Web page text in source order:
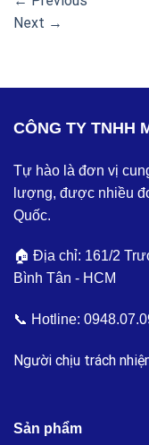
Next →
CÔNG TY TNHH
Tự hào là đơn vị
lượng, được nhiều
Quốc.
🏠 Địa chỉ: 161/2
Bình Tân - HCM
📞 Hotline:
Người chịu trách
Sản phẩm